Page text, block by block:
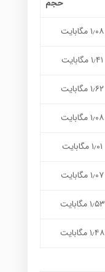
حجم
۱٫۰۸ مگابایت
۱٫۴۱ مگابایت
۱٫۶۲ مگابایت
۱٫۰۸ مگابایت
۱٫۰۱ مگابایت
۱٫۰۷ مگابایت
۱٫۵۳ مگابایت
۱٫۴۸ مگابایت